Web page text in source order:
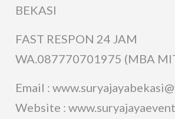
BEKASI
FAST RESPON 24 JAM
WA.087770701975 (MBA
Email :
Website :